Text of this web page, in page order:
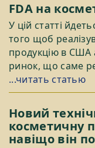
FDA на
У цій статті
того щоб
продукцію в США
ринок, що саме
...читать статью
Новий
косметичну
навіщо він